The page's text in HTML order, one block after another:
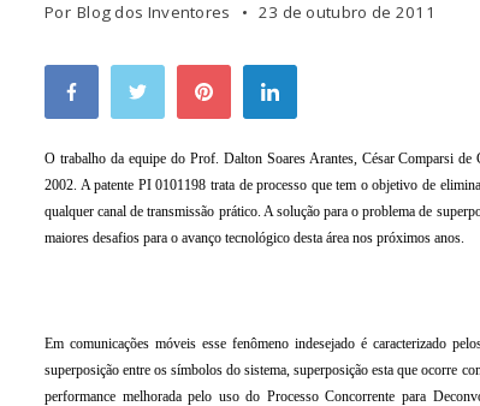
Por Blog dos Inventores 23 de outubro de 2011
O trabalho da equipe do Prof. Dalton Soares Arantes, César Comparsi
2002. A patente PI 0101198 trata de processo que tem o objetivo de
qualquer canal de transmissão prático. A solução para o problema de
maiores desafios para o avanço tecnológico desta área nos próximos anos.
Em comunicações móveis esse fenômeno indesejado é caracterizado
superposição entre os símbolos do sistema, superposição esta que ocorre
performance melhorada pelo uso do Processo Concorrente para